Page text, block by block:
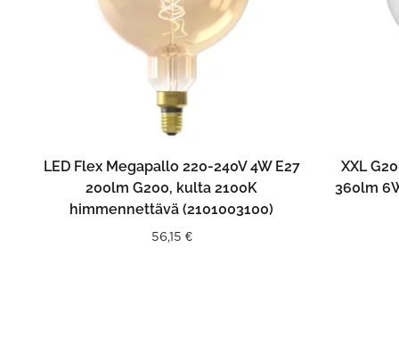
LISÄÄ OSTOSKORIIN
LED Flex Megapallo 220-240V 4W E27
200lm G200, kulta 2100K
himmennettävä (2101003100)
56,15 €
XXL
360lm